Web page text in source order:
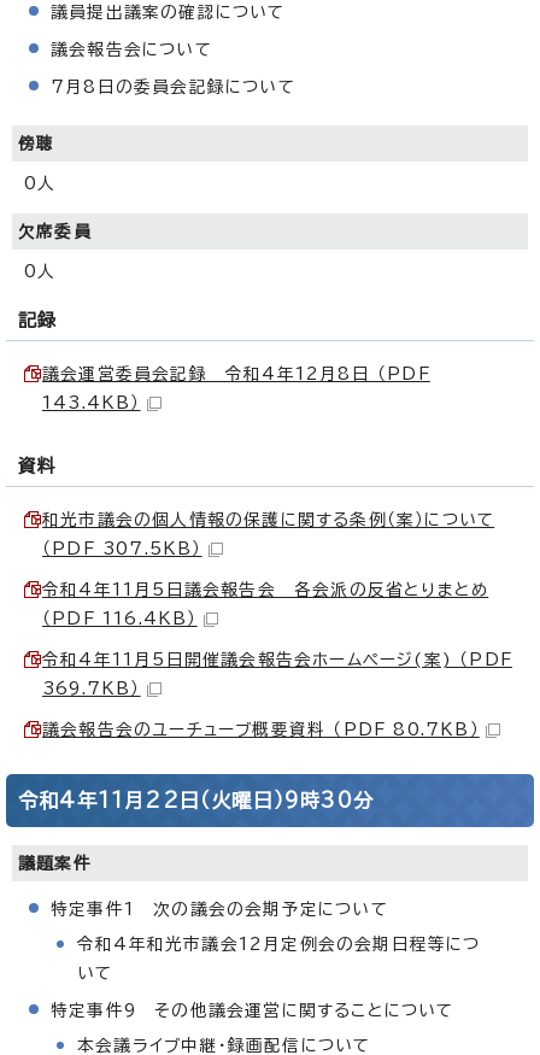
議員提出議案の確認について
議会報告会について
7月8日の委員会記録について
傍聴
0人
欠席委員
0人
記録
議会運営委員会記録 令和4年12月8日 （PDF
143.4KB）
資料
和光市議会の個人情報の保護に関する条例（案）について
（PDF 307.5KB）
令和4年11月5日議会報告会 各会派の反省とりまとめ
（PDF 116.4KB）
令和4年11月5日開催議会報告会ホームページ(案) （PDF
369.7KB）
議会報告会のユーチューブ概要資料 （PDF 80.7KB）
令和4年11月22日（火曜日）9時30分
議題案件
特定事件1 次の議会の会期予定について
令和4年和光市議会12月定例会の会期日程等につ
いて
特定事件9 その他議会運営に関することについて
本会議ライブ中継・録画配信について